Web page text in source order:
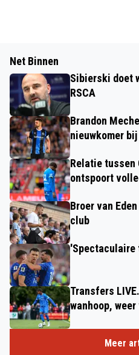
Net Binnen
Sibierski doet
RSCA
Brandon
nieuwkomer
Relatie tussen
ontspoort
Broer van
club
'Spectaculaire
Transfers
wanhoop,
Meer